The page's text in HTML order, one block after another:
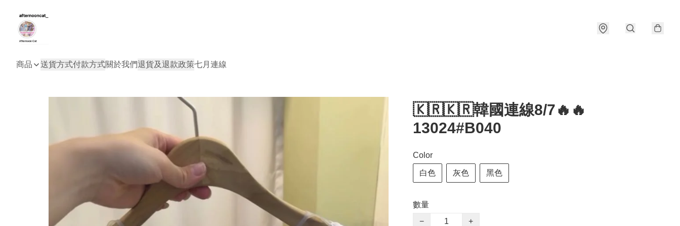
商品 送貨方式付款方式關於我們退貨及退款政策七月連線
🇰🇷🇰🇷韓國連線8/7🔥🔥
13024#B040
Color
白色 灰色 黑色
數量
−
+